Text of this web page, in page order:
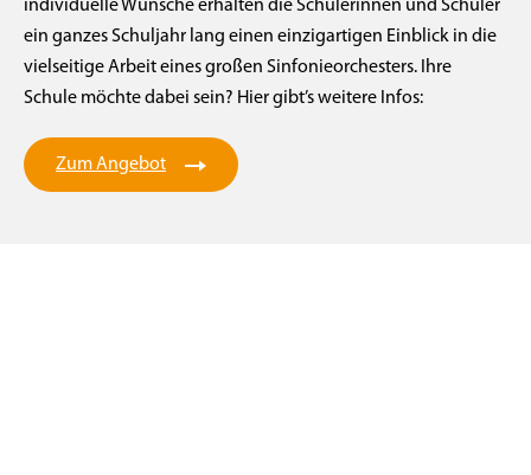
individuelle Wünsche erhalten die Schülerinnen und Schüler
ein ganzes Schuljahr lang einen einzigartigen Einblick in die
vielseitige Arbeit eines großen Sinfonieorchesters. Ihre
Schule möchte dabei sein? Hier gibt’s weitere Infos:
Zum Angebot